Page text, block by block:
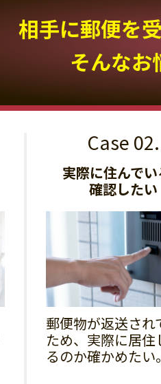
相手に郵便を
そんなお
実際に住んで
確認したい
郵便物が返送され
ため、実際に居住
るのか確かめたい。